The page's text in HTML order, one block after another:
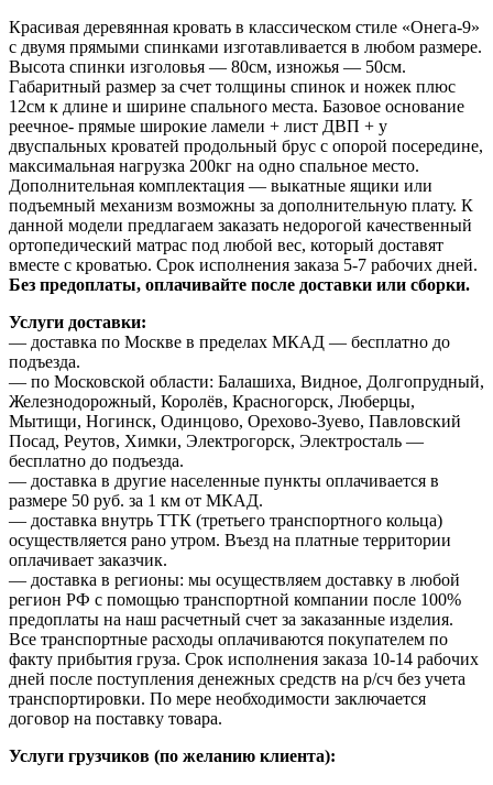
Красивая деревянная кровать в классическом стиле «Онега-9»
с двумя прямыми спинками изготавливается в любом размере.
Высота спинки изголовья — 80см, изножья — 50см.
Габаритный размер за счет толщины спинок и ножек плюс
12см к длине и ширине спального места. Базовое основание
реечное- прямые широкие ламели + лист ДВП + у
двуспальных кроватей продольный брус с опорой посередине,
максимальная нагрузка 200кг на одно спальное место.
Дополнительная комплектация — выкатные ящики или
подъемный механизм возможны за дополнительную плату. К
данной модели предлагаем заказать недорогой качественный
ортопедический матрас под любой вес, который доставят
вместе с кроватью. Срок исполнения заказа 5-7 рабочих дней.
Без предоплаты, оплачивайте после доставки или сборки.
Услуги доставки:
— доставка по Москве в пределах МКАД — бесплатно до
подъезда.
— по Московской области: Балашиха, Видное, Долгопрудный,
Железнодорожный, Королёв, Красногорск, Люберцы,
Мытищи, Ногинск, Одинцово, Орехово-Зуево, Павловский
Посад, Реутов, Химки, Электрогорск, Электросталь —
бесплатно до подъезда.
— доставка в другие населенные пункты оплачивается в
размере 50 руб. за 1 км от МКАД.
— доставка внутрь ТТК (третьего транспортного кольца)
осуществляется рано утром. Въезд на платные территории
оплачивает заказчик.
— доставка в регионы: мы осуществляем доставку в любой
регион РФ с помощью транспортной компании после 100%
предоплаты на наш расчетный счет за заказанные изделия.
Все транспортные расходы оплачиваются покупателем по
факту прибытия груза. Срок исполнения заказа 10-14 рабочих
дней после поступления денежных средств на р/сч без учета
транспортировки. По мере необходимости заключается
договор на поставку товара.
Услуги грузчиков (по желанию клиента):